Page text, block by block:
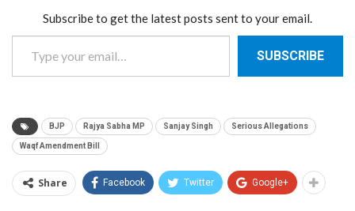
Subscribe to get the latest posts sent to your email.
Type your email…
SUBSCRIBE
BJP Rajya Sabha MP Sanjay Singh Serious Allegations
Waqf Amendment Bill
Share Facebook Twitter Google+